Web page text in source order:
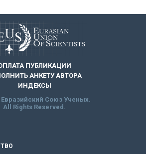
ПУБЛИКАЦИИ
АНКЕТУ АВТОРА
ИНДЕКСЫ
Евразийский Союз Ученых.
All Rights Reserved.